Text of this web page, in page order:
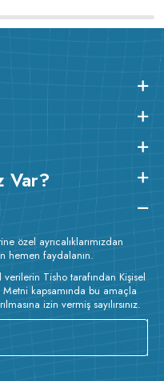
Var?
özel ayrıcalıklarımızdan
hemen faydalanın.
Tisho tarafından Kişisel
kapsamında bu amaçla
izin vermiş sayılırsınız.